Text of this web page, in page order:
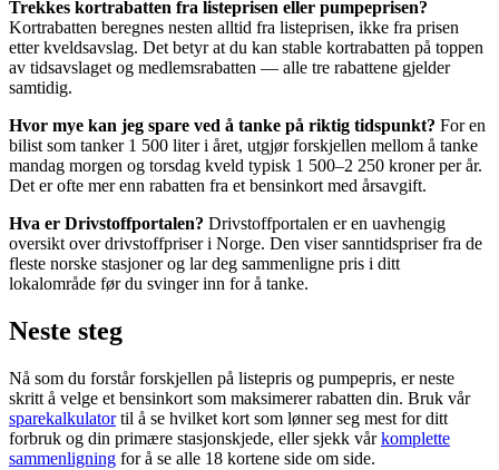
Trekkes kortrabatten fra listeprisen eller pumpeprisen?
Kortrabatten beregnes nesten alltid fra listeprisen, ikke fra prisen
etter kveldsavslag. Det betyr at du kan stable kortrabatten på toppen
av tidsavslaget og medlemsrabatten — alle tre rabattene gjelder
samtidig.
Hvor mye kan jeg spare ved å tanke på riktig tidspunkt? For en
bilist som tanker 1 500 liter i året, utgjør forskjellen mellom å tanke
mandag morgen og torsdag kveld typisk 1 500–2 250 kroner per år.
Det er ofte mer enn rabatten fra et bensinkort med årsavgift.
Hva er Drivstoffportalen? Drivstoffportalen er en uavhengig
oversikt over drivstoffpriser i Norge. Den viser sanntidspriser fra de
fleste norske stasjoner og lar deg sammenligne pris i ditt
lokalområde før du svinger inn for å tanke.
Neste steg
Nå som du forstår forskjellen på listepris og pumpepris, er neste
skritt å velge et bensinkort som maksimerer rabatten din. Bruk vår
sparekalkulatortil å se hvilket kort som lønner seg mest for ditt
forbruk og din primære stasjonskjede, eller sjekk vårkomplette
sammenligning for å se alle 18 kortene side om side.